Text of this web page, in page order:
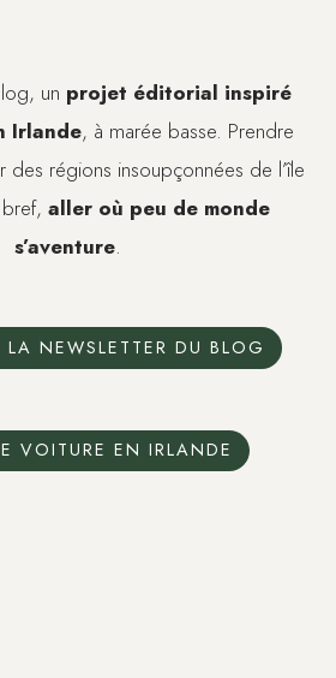
un projet éditorial inspiré
Irlande, à marée basse. Prendre
des régions insoupçonnées de l’île
aller où peu de monde
s’aventure.
NEWSLETTER DU BLOG
VOITURE EN IRLANDE